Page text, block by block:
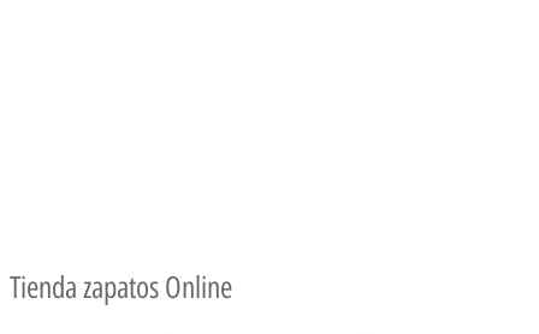
Tienda zapatos Online